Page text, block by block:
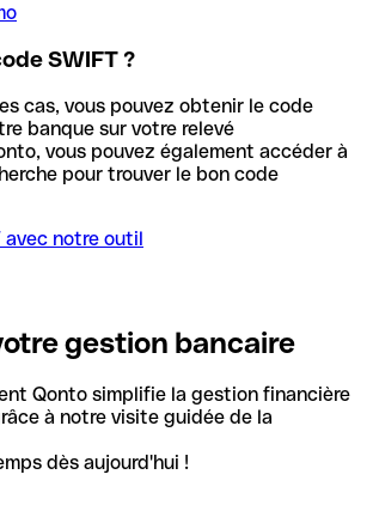
SWIFT ?
cas, vous pouvez obtenir le code
banque sur votre relevé
vous pouvez également accéder à
pour trouver le bon code
avec notre outil
gestion bancaire
Qonto simplifie la gestion financière
à notre visite guidée de la
dès aujourd'hui !